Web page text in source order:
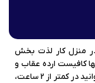
منزل کار لذت بخش
کافیست ارده عقاب و
شکر، در خانه داشته باشید. در این صورت می‌توانید در کمتر از 2 ساعت،